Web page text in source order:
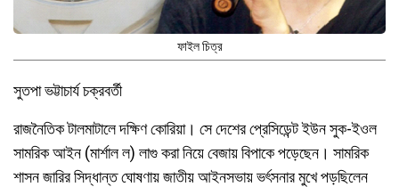
ফাইল চিত্র
সুতপা ভট্টাচার্য চক্রবর্তী
রাজনৈতিক টালমাটালে দক্ষিণ কোরিয়া। সে দেশের প্রেসিডেন্ট ইউন সুক-ইওল
সামরিক আইন (মার্শাল ল) লাগু করা নিয়ে বেজায় বিপাকে পড়েছেন। সামরিক
শাসন জারির সিদ্ধান্ত ঘোষণায় জাতীয় আইনসভায় ভর্ৎসনার মুখে পড়ছিলেন